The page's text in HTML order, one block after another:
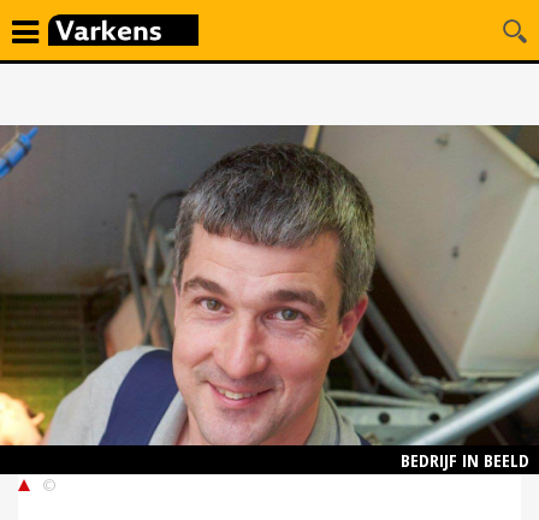
BEDRIJF IN BEELD
©